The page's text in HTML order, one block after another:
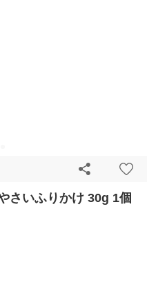
さいふりかけ 30g 1個